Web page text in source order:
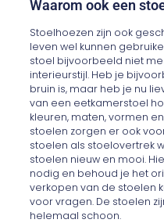
Waarom ook een
Stoelhoezen zijn ook
leven wel kunnen
stoel bijvoorbeeld niet
interieurstijl. Heb je
bruin is, maar heb je nu
van een eetkamerstoel
kleuren, maten, vormen
stoelen zorgen er ook
stoelen als stoelovertrek
stoelen nieuw en mooi.
nodig en behoud je het
verkopen van de stoelen
voor vragen. De stoelen
helemaal schoon.